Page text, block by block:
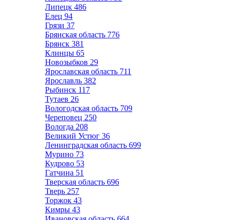
Липецк 486
Елец 94
Грязи 37
Брянская область 776
Брянск 381
Клинцы 65
Новозыбков 29
Ярославская область 711
Ярославль 382
Рыбинск 117
Тутаев 26
Вологодская область 709
Череповец 250
Вологда 208
Великий Устюг 36
Ленинградская область 699
Мурино 73
Кудрово 53
Гатчина 51
Тверская область 696
Тверь 257
Торжок 43
Кимры 43